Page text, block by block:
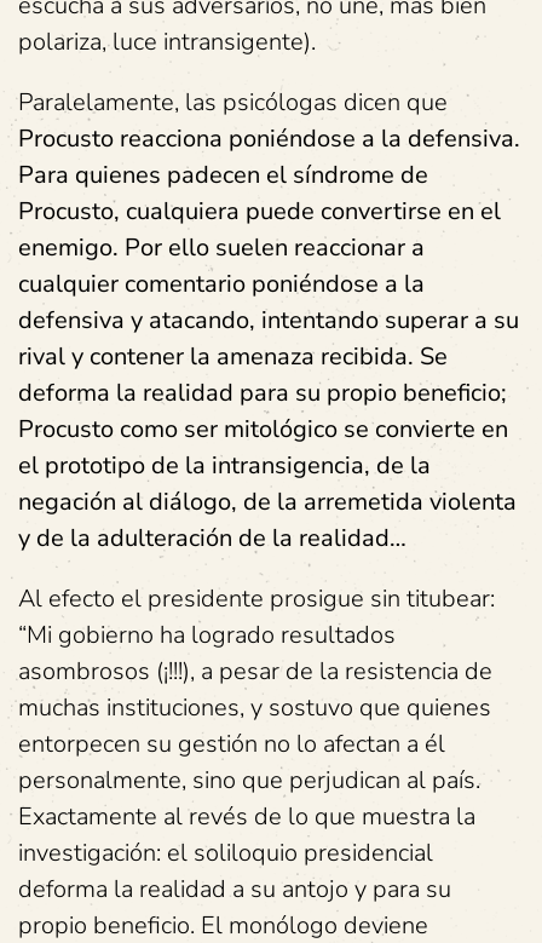
polariza, luce intransigente).
Paralelamente, las psicólogas dicen que
Procusto reacciona poniéndose a la defensiva.
Para quienes padecen el síndrome de
Procusto, cualquiera puede convertirse en el
enemigo. Por ello suelen reaccionar a
cualquier comentario poniéndose a la
defensiva y atacando, intentando superar a su
rival y contener la amenaza recibida. Se
deforma la realidad para su propio beneficio;
Procusto como ser mitológico se convierte en
el prototipo de la intransigencia, de la
negación al diálogo, de la arremetida violenta
y de la adulteración de la realidad…
Al efecto el presidente prosigue sin titubear:
“Mi gobierno ha logrado resultados
asombrosos (¡!!!), a pesar de la resistencia de
muchas instituciones, y sostuvo que quienes
entorpecen su gestión no lo afectan a él
personalmente, sino que perjudican al país.
Exactamente al revés de lo que muestra la
investigación: el soliloquio presidencial
deforma la realidad a su antojo y para su
propio beneficio. El monólogo deviene